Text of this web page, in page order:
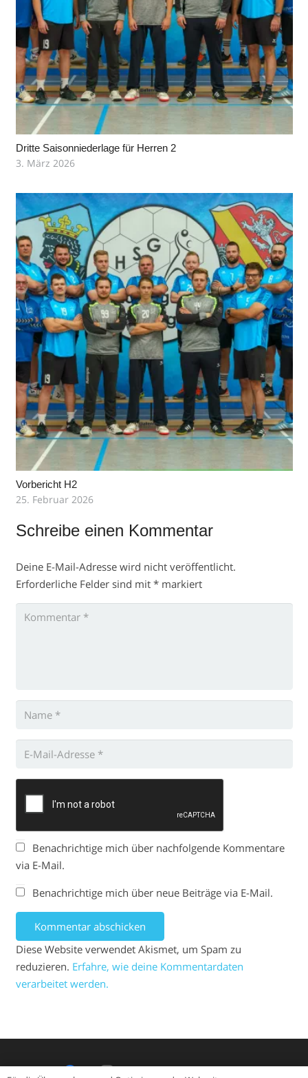
Dritte Saisonniederlage für Herren 2
3. März 2026
Vorbericht H2
25. Februar 2026
Schreibe einen Kommentar
Deine E-Mail-Adresse wird nicht veröffentlicht.
Erforderliche Felder sind mit *markiert
Benachrichtige mich über nachfolgende Kommentare
via E-Mail.
Benachrichtige mich über neue Beiträge via E-Mail.
Kommentar abschicken
Diese Website verwendet Akismet, um Spam zu
reduzieren. Erfahre, wie deine Kommentardaten
verarbeitet werden.